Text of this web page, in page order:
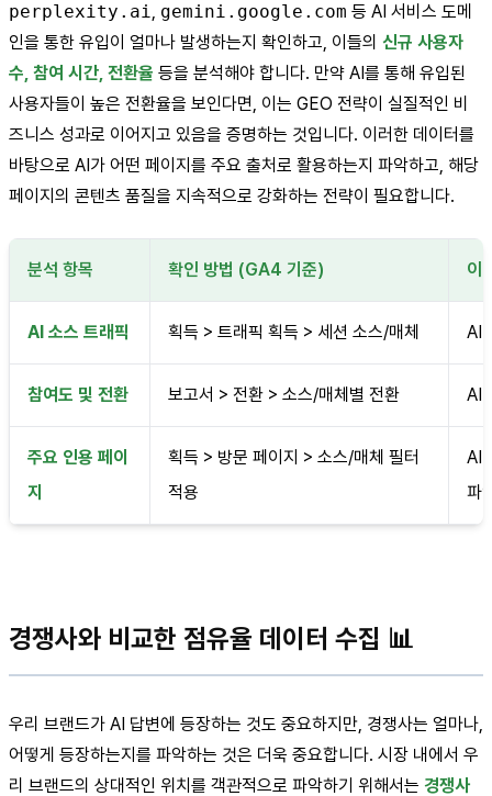
perplexity.ai, gemini.google.com 등 AI 서비스 도메
인을 통한 유입이 얼마나 발생하는지 확인하고, 이들의 신규 사용자
수, 참여 시간, 전환율 등을 분석해야 합니다. 만약 AI를 통해 유입된
사용자들이 높은 전환율을 보인다면, 이는 GEO 전략이 실질적인 비
즈니스 성과로 이어지고 있음을 증명하는 것입니다. 이러한 데이터를
바탕으로 AI가 어떤 페이지를 주요 출처로 활용하는지 파악하고, 해당
페이지의 콘텐츠 품질을 지속적으로 강화하는 전략이 필요합니다.
분석 항목 확인 방법 (GA4 기준) 이
AI 소스 트래픽 획득 > 트래픽 획득 > 세션 소스/매체 AI
참여도 및 전환 보고서 > 전환 > 소스/매체별 전환 AI
주요 인용 페이
지
획득 > 방문 페이지 > 소스/매체 필터
적용
AI
파
경쟁사와 비교한 점유율 데이터 수집 📊
우리 브랜드가 AI 답변에 등장하는 것도 중요하지만, 경쟁사는 얼마나,
어떻게 등장하는지를 파악하는 것은 더욱 중요합니다. 시장 내에서 우
리 브랜드의 상대적인 위치를 객관적으로 파악하기 위해서는 경쟁사